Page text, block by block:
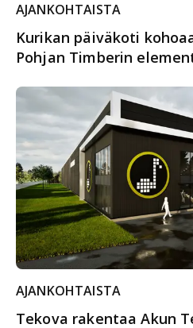
AJANKOHTAISTA
Kurikan päiväkoti
Pohjan Timberin
AJANKOHTAISTA
Tekova rakentaa Akun